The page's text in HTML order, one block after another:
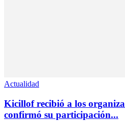
Actualidad
Kicillof recibió a los
confirmó su participación...